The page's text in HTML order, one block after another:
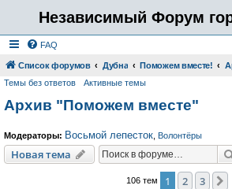
Независимый Форум
FAQ
Список форумов Дубна Поможем вместе!
Темы без ответов Активные темы
Архив "Поможем вместе"
Модераторы: Восьмой лепесток Волонтёры
Новая тема
106 тем 1 2 3